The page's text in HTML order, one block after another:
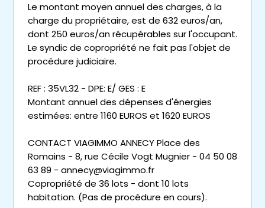
Le montant moyen annuel des charges, à la
charge du propriétaire, est de 632 euros/an,
dont 250 euros/an récupérables sur l'occupant.
Le syndic de copropriété ne fait pas l'objet de
procédure judiciaire.
REF : 35VL32 - DPE: E/ GES : E
Montant annuel des dépenses d'énergies
estimées: entre 1160 EUROS et 1620 EUROS
CONTACT VIAGIMMO ANNECY Place des
Romains - 8, rue Cécile Vogt Mugnier - 04 50 08
63 89 - annecy@viagimmo.fr
Copropriété de 36 lots - dont 10 lots
habitation. (Pas de procédure en cours).